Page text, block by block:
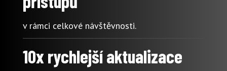
v rámci celkové návštěvnosti.
10x rychlejší aktualizace